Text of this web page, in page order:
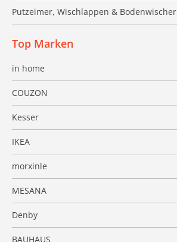
Putzeimer, Wischlappen & Bodenwischer
Top Marken
ïn home
COUZON
Kesser
IKEA
morxinle
MESANA
Denby
BAUHAUS